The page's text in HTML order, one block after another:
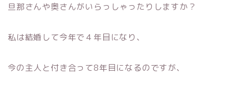
旦那さんや奥さんがいらっしゃったりしますか？
私は結婚して今年で４年目になり、
今の主人と付き合って8年目になるのですが、